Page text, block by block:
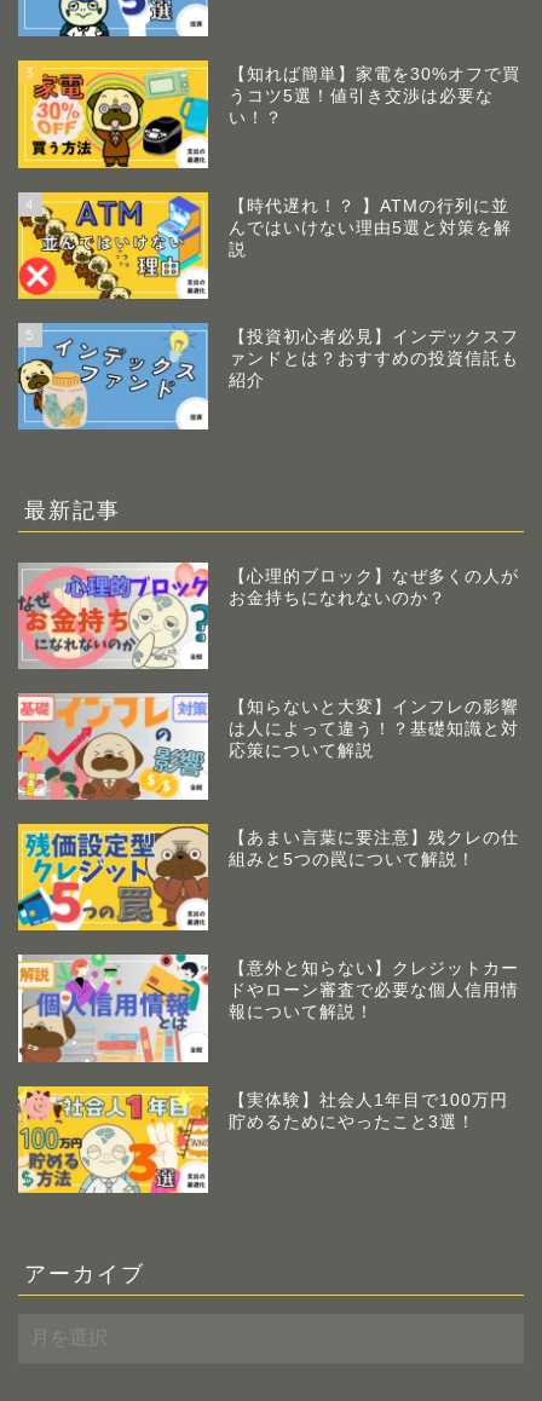
3
【知れば簡単】家電を30%オフで買
うコツ5選！値引き交渉は必要な
い！？
4
【時代遅れ！？ 】ATMの行列に並
んではいけない理由5選と対策を解
説
5
【投資初心者必見】インデックスフ
ァンドとは？おすすめの投資信託も
紹介
最新記事
【心理的ブロック】なぜ多くの人が
お金持ちになれないのか？
【知らないと大変】インフレの影響
は人によって違う！？基礎知識と対
応策について解説
【あまい言葉に要注意】残クレの仕
組みと5つの罠について解説！
【意外と知らない】クレジットカー
ドやローン審査で必要な個人信用情
報について解説！
【実体験】社会人1年目で100万円
貯めるためにやったこと3選！
アーカイブ
ー